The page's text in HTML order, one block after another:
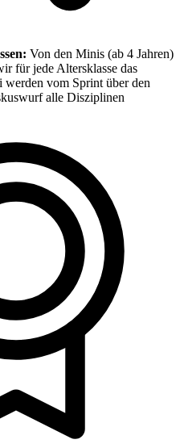
Von den Minis (ab 4 Jahren)
für jede Altersklasse das
werden vom Sprint über den
alle Disziplinen